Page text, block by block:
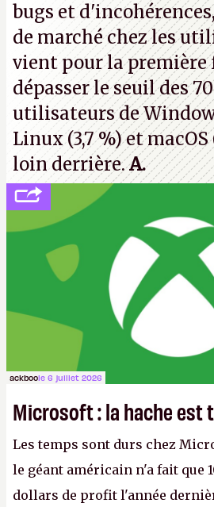
bugs et
de marché chez les
vient pour la première
dépasser le seuil des
utilisateurs de
Linux (3,7 %) et
loin derrière.A.
ackboole 6 juillet 2026
Microsoft : la hache est
Les temps sont durs chez
le géant américain n'a fait que
dollars de profit l'année